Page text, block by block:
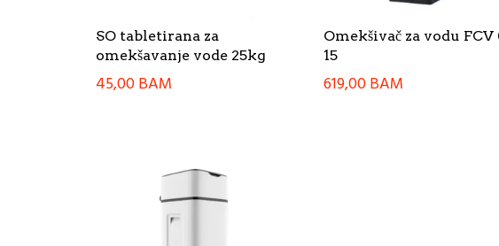
SO tabletirana za
omekšavanje vode 25kg
45,00BAM
Omekšivač za vodu FCV
15
619,00BAM